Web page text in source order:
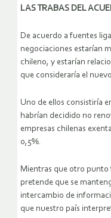
LAS TRABAS DEL
De acuerdo a fuentes
negociaciones estarían
chileno, y estarían
que consideraría el
Uno de ellos consistiría
habrían decidido no
empresas chilenas
0,5%.
Mientras que otro punto
pretende que se
intercambio de
que nuestro país